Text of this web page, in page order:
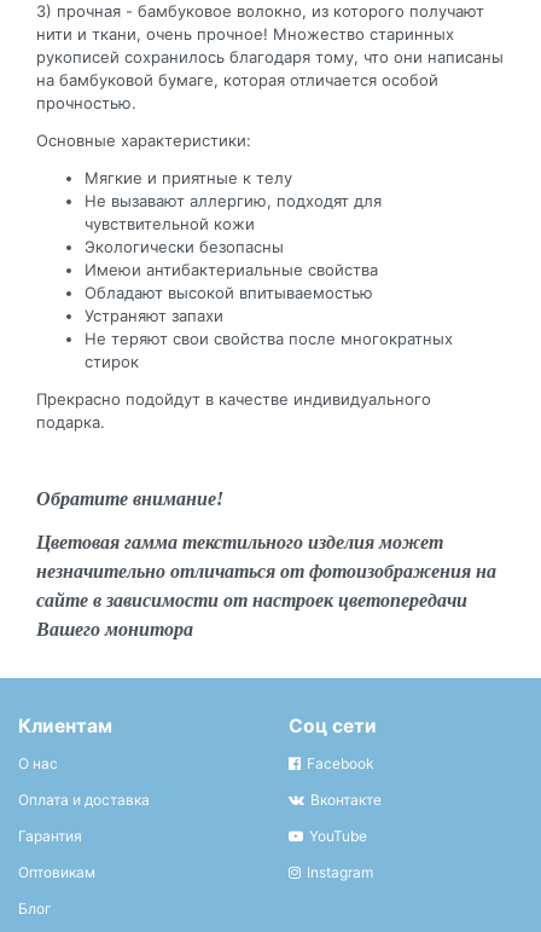
3) прочная - бамбуковое волокно, из которого получают
нити и ткани, очень прочное! Множество старинных
рукописей сохранилось благодаря тому, что они написаны
на бамбуковой бумаге, которая отличается особой
прочностью.
Основные характеристики:
Мягкие и приятные к телу
Не вызавают аллергию, подходят для
чувствительной кожи
Экологически безопасны
Имеюи антибактериальные свойства
Обладают высокой впитываемостью
Устраняют запахи
Не теряют свои свойства после многократных
стирок
Прекрасно подойдут в качестве индивидуального
подарка.
Обратите внимание!
Цветовая гамма текстильного изделия может
незначительно отличаться от фотоизображения на
сайте в зависимости от настроек цветопередачи
Вашего монитора
Клиентам
О нас
Оплата и доставка
Гарантия
Оптовикам
Блог
Соц сети
Facebook
Вконтакте
YouTube
Instagram